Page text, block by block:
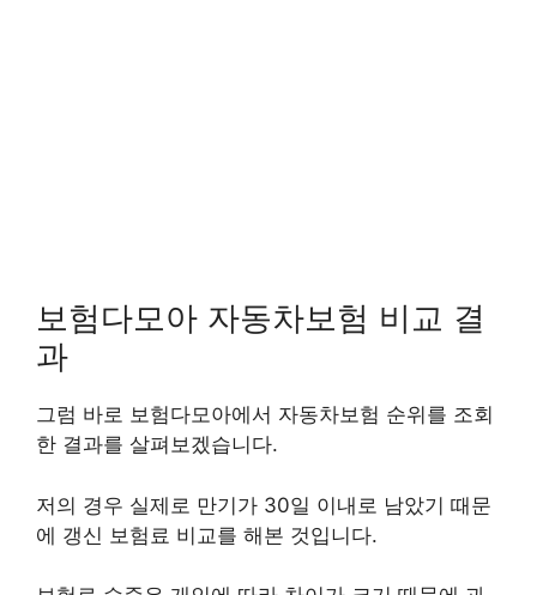
보험다모아 자동차보험 비교 결
과
그럼 바로 보험다모아에서 자동차보험 순위를 조회
한 결과를 살펴보겠습니다.
저의 경우 실제로 만기가 30일 이내로 남았기 때문
에 갱신 보험료 비교를 해본 것입니다.